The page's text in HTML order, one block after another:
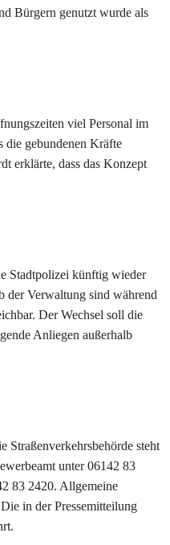
Bürgern genutzt wurde als
viel Personal im
die gebundenen Kräfte
erklärte, dass das Konzept
Stadtpolizei künftig wieder
der Verwaltung sind während
Der Wechsel soll die
Anliegen außerhalb
Straßenverkehrsbehörde steht
unter 06142 83
83 2420. Allgemeine
in der Pressemitteilung